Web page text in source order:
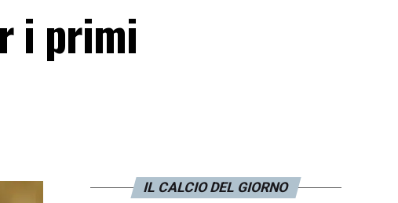
i primi
IL CALCIO DEL GIORNO